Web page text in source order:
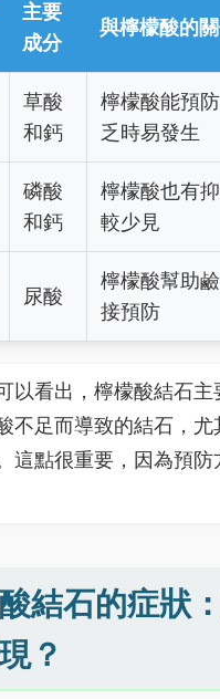
主要
成分
與檸檬酸的
草酸
和鈣
檸檬酸能預
乏時易發生
磷酸
和鈣
檸檬酸也有
較少見
尿酸
檸檬酸幫助
接預防
以看出，檸檬酸結石主
不足而導致的結石，
這點很重要，因為預防
結石的症狀
？